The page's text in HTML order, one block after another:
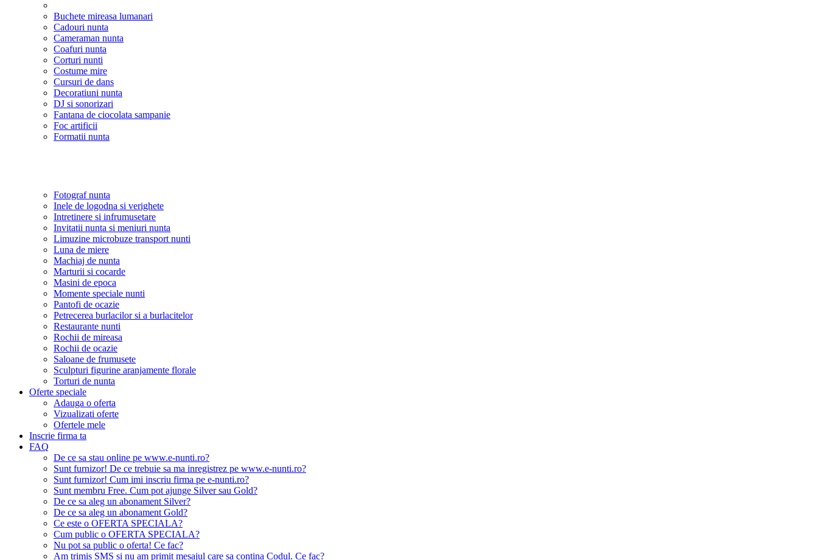
Buchete mireasa lumanari
Cadouri nunta
Cameraman nunta
Coafuri nunta
Corturi nunti
Costume mire
Cursuri de dans
Decoratiuni nunta
DJ si sonorizari
Fantana de ciocolata sampanie
Foc artificii
Formatii nunta
Fotograf nunta
Inele de logodna si verighete
Intretinere si infrumusetare
Invitatii nunta si meniuri nunta
Limuzine microbuze transport nunti
Luna de miere
Machiaj de nunta
Marturii si cocarde
Masini de epoca
Momente speciale nunti
Pantofi de ocazie
Petrecerea burlacilor si a burlacitelor
Restaurante nunti
Rochii de mireasa
Rochii de ocazie
Saloane de frumusete
Sculpturi figurine aranjamente florale
Torturi de nunta
Oferte speciale
Adauga o oferta
Vizualizati oferte
Ofertele mele
Inscrie firma ta
FAQ
De ce sa stau online pe www.e-nunti.ro?
Sunt furnizor! De ce trebuie sa ma inregistrez pe www.e-nunti.ro?
Sunt furnizor! Cum imi inscriu firma pe e-nunti.ro?
Sunt membru Free. Cum pot ajunge Silver sau Gold?
De ce sa aleg un abonament Silver?
De ce sa aleg un abonament Gold?
Ce este o OFERTA SPECIALA?
Cum public o OFERTA SPECIALA?
Nu pot sa public o oferta! Ce fac?
Am trimis SMS si nu am primit mesajul care sa contina Codul. Ce fac?